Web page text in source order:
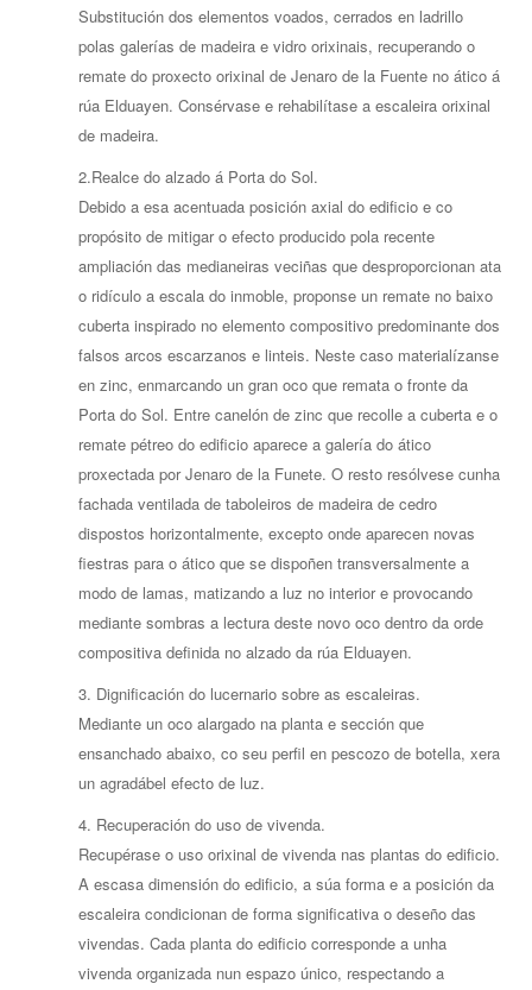
Substitución dos elementos voados, cerrados en ladrillo
polas galerías de madeira e vidro orixinais, recuperando o
remate do proxecto orixinal de Jenaro de la Fuente no ático á
rúa Elduayen. Consérvase e rehabilítase a escaleira orixinal
de madeira.
2.Realce do alzado á Porta do Sol.
Debido a esa acentuada posición axial do edificio e co
propósito de mitigar o efecto producido pola recente
ampliación das medianeiras veciñas que desproporcionan ata
o ridículo a escala do inmoble, proponse un remate no baixo
cuberta inspirado no elemento compositivo predominante dos
falsos arcos escarzanos e linteis. Neste caso materialízanse
en zinc, enmarcando un gran oco que remata o fronte da
Porta do Sol. Entre canelón de zinc que recolle a cuberta e o
remate pétreo do edificio aparece a galería do ático
proxectada por Jenaro de la Funete. O resto resólvese cunha
fachada ventilada de taboleiros de madeira de cedro
dispostos horizontalmente, excepto onde aparecen novas
fiestras para o ático que se dispoñen transversalmente a
modo de lamas, matizando a luz no interior e provocando
mediante sombras a lectura deste novo oco dentro da orde
compositiva definida no alzado da rúa Elduayen.
3. Dignificación do lucernario sobre as escaleiras.
Mediante un oco alargado na planta e sección que
ensanchado abaixo, co seu perfil en pescozo de botella, xera
un agradábel efecto de luz.
4. Recuperación do uso de vivenda.
Recupérase o uso orixinal de vivenda nas plantas do edificio.
A escasa dimensión do edificio, a súa forma e a posición da
escaleira condicionan de forma significativa o deseño das
vivendas. Cada planta do edificio corresponde a unha
vivenda organizada nun espazo único, respectando a